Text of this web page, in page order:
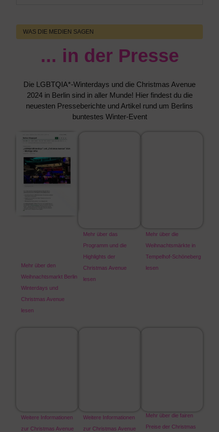
WAS DIE MEDIEN SAGEN
... in der Presse
Die LGBTQIA*-Winterdays und die Christmas Avenue
2024 in Berlin sind in aller Munde! Hier findest du die
neuesten Presseberichte und Artikel rund um Berlins
buntestes Winter-Event
Mehr über den
Weihnachtsmarkt Berlin
Winterdays und
Christmas Avenue
lesen
Mehr über das
Programm und die
Highlights der
Christmas Avenue
lesen
Mehr über die
Weihnachtsmärkte in
Tempelhof-Schöneberg
lesen
Weitere Informationen
zur Christmas Avenue
Weitere Informationen
zur Christmas Avenue
Mehr über die fairen
Preise der Christmas